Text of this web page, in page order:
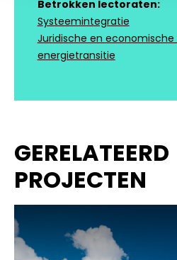
Betrokken lectoraten:
Systeemintegratie
Juridische en
energietransitie
GERELATEERD
PROJECTEN